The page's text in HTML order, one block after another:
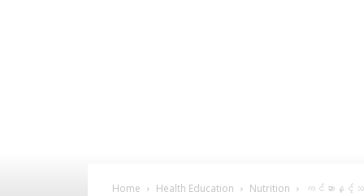
Home Health Education Nutrition ကင်ဆာနှင့်သက